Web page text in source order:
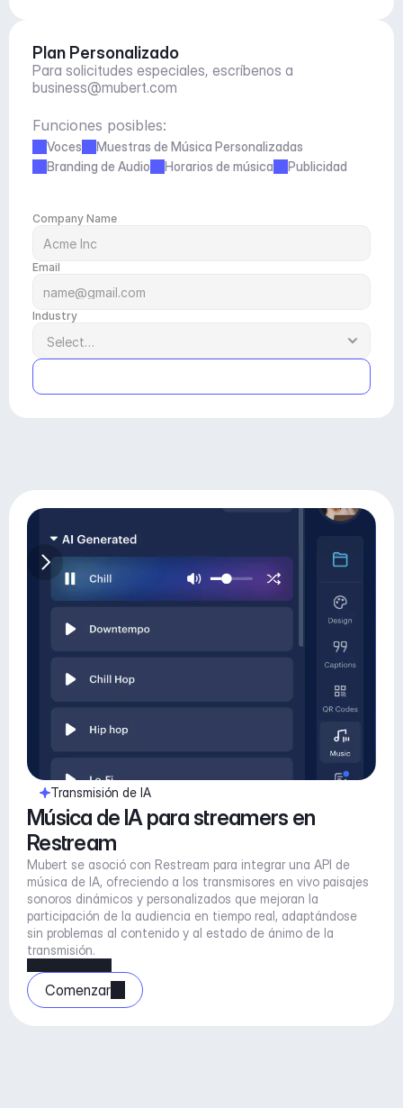
Plan Personalizado
business@mubert.com
Funciones posibles:
Voces
Muestras de Música Personalizadas
Branding de Audio
Horarios de música Publicidad
Company Name
Email
Industry
Transmisión de IA
Música de IA para streamers en
Restream
Mubert se asoció con Restream para integrar una API de
música de IA, ofreciendo a los transmisores en vivo paisajes
sonoros dinámicos y personalizados que mejoran la
participación de la audiencia en tiempo real, adaptándose
sin problemas al contenido y al estado de ánimo de la
transmisión.
Comenzar